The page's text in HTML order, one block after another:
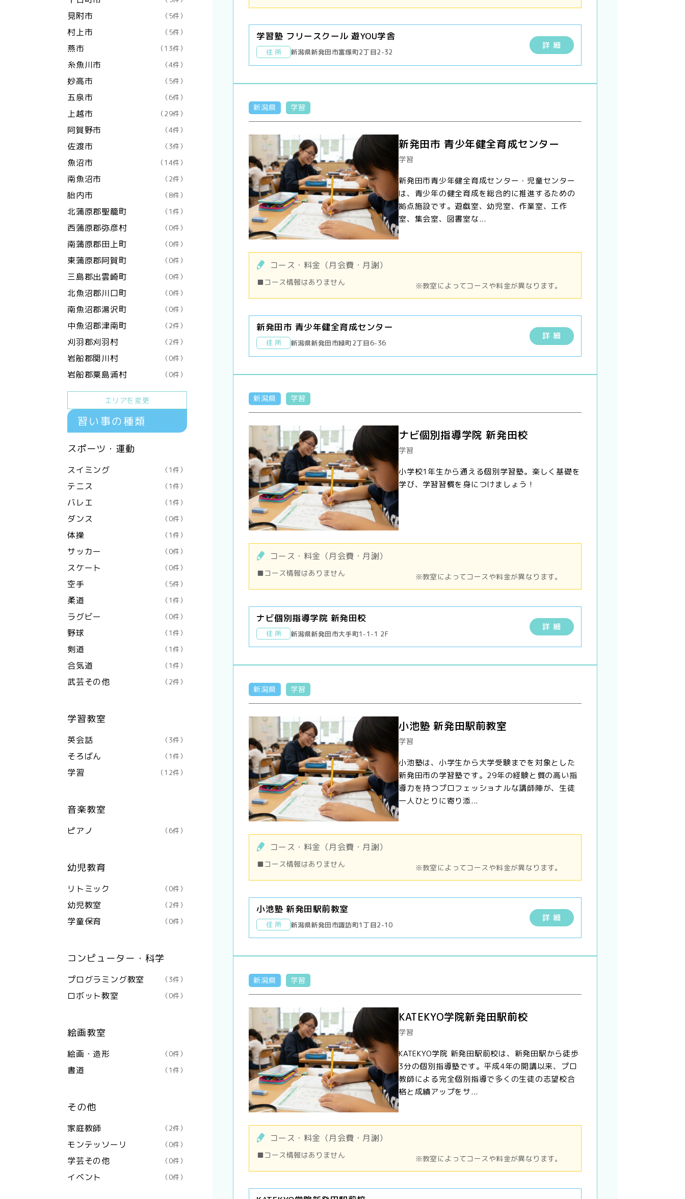
見附市 （5件）
村上市 （5件）
燕市 （13件）
糸魚川市 （4件）
妙高市 （5件）
五泉市 （6件）
上越市 （29件）
阿賀野市 （4件）
佐渡市 （3件）
魚沼市 （14件）
南魚沼市 （2件）
胎内市 （8件）
北蒲原郡聖籠町 （1件）
西蒲原郡弥彦村 （0件）
南蒲原郡田上町 （0件）
東蒲原郡阿賀町 （0件）
三島郡出雲崎町 （0件）
北魚沼郡川口町 （0件）
南魚沼郡湯沢町 （0件）
中魚沼郡津南町 （2件）
刈羽郡刈羽村 （2件）
岩船郡関川村 （0件）
岩船郡粟島浦村 （0件）
エリアを変更
習い事の種類
スポーツ・運動
スイミング （1件）
テニス （1件）
バレエ （1件）
ダンス （0件）
体操 （1件）
サッカー （0件）
スケート （0件）
空手 （5件）
柔道 （1件）
ラグビー （0件）
野球 （1件）
剣道 （1件）
合気道 （1件）
武芸その他 （2件）
学習教室
英会話 （3件）
そろばん （1件）
学習 （12件）
音楽教室
ピアノ （6件）
幼児教育
リトミック （0件）
幼児教室 （2件）
学童保育 （0件）
コンピューター・科学
プログラミング教室 （3件）
ロボット教室 （0件）
絵画教室
絵画・造形 （0件）
書道 （1件）
その他
家庭教師 （2件）
モンテッソーリ （0件）
学芸その他 （0件）
イベント （0件）
学習塾 フリースクール 遊YOU学舎
住 所 新潟県新発田市富塚町2丁目2-32
詳 細
新潟県 学習
新発田市 青少年健全育成センター
学習
新発田市青少年健全育成センター・児童センター
は、青少年の健全育成を総合的に推進するための
拠点施設です。遊戯室、幼児室、作業室、工作
室、集会室、図書室な...
コース・料金（月会費・月謝）
■コース情報はありません ※教室によってコースや料金が異なります。
新発田市 青少年健全育成センター
住 所 新潟県新発田市緑町2丁目6-36
詳 細
新潟県 学習
ナビ個別指導学院 新発田校
学習
小学校1年生から通える個別学習塾。楽しく基礎を
学び、学習習慣を身につけましょう！
コース・料金（月会費・月謝）
■コース情報はありません ※教室によってコースや料金が異なります。
ナビ個別指導学院 新発田校
住 所 新潟県新発田市大手町1-1-1 2F
詳 細
新潟県 学習
小池塾 新発田駅前教室
学習
小池塾は、小学生から大学受験までを対象とした
新発田市の学習塾です。29年の経験と質の高い指
導力を持つプロフェッショナルな講師陣が、生徒
一人ひとりに寄り添...
コース・料金（月会費・月謝）
■コース情報はありません ※教室によってコースや料金が異なります。
小池塾 新発田駅前教室
住 所 新潟県新発田市諏訪町1丁目2-10
詳 細
新潟県 学習
KATEKYO学院新発田駅前校
学習
KATEKYO学院 新発田駅前校は、新発田駅から徒歩
3分の個別指導塾です。平成4年の開講以来、プロ
教師による完全個別指導で多くの生徒の志望校合
格と成績アップをサ...
コース・料金（月会費・月謝）
■コース情報はありません ※教室によってコースや料金が異なります。